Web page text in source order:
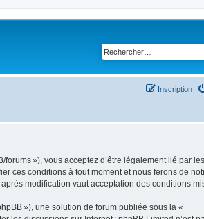
Inscription
»), vous acceptez d’être légalement lié par
ces conditions à tout moment et nous ferons de
modification vaut acceptation des conditions
»), une solution de forum publiée sous la «